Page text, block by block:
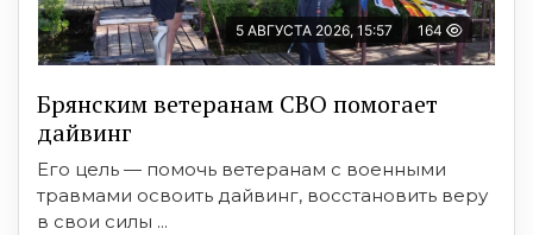
5 АВГУСТА 2026, 15:57 164
Брянским ветеранам СВО помогает
дайвинг
Его цель — помочь ветеранам с военными
травмами освоить дайвинг, восстановить веру
в свои силы ...